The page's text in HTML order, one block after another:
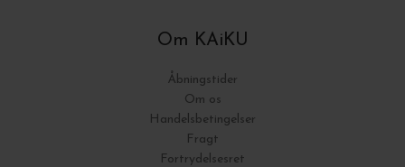
Om KAiKU
Åbningstider
Om os
Handelsbetingelser
Fragt
Fortrydelsesret